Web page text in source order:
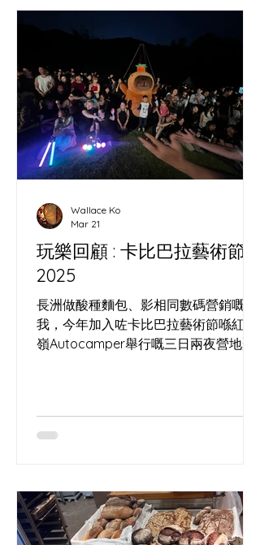
玩樂回顧 : 卡比巴拉藝術節
2025
長洲做酸種麵包、影相同數碼營銷嘅
我，今年加入咗卡比巴拉藝術節喺紅花
嶺Autocamper舉行嘅三日兩夜營地聚
街頭經驗同舞台美學帶入香港。 呢次我
除咗係參加者，其實都係團隊一分子，
烤麵包畀表演者同營友免費試食，等大
家喺雜耍、空中表演同營火之間，用一
片麵包連結起味道同人情。 夜晚圍住營
Wallace Ko
Mar 21